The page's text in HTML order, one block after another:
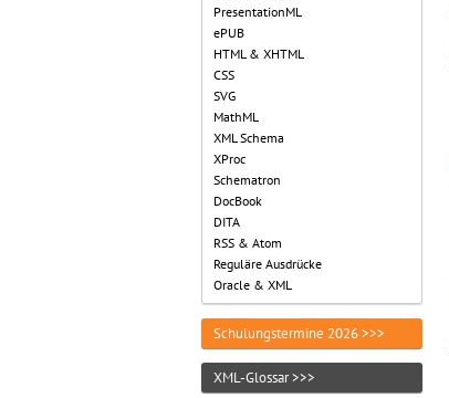
PresentationML
ePUB
HTML & XHTML
CSS
SVG
MathML
XML Schema
XProc
Schematron
DocBook
DITA
RSS & Atom
Reguläre Ausdrücke
Oracle & XML
Schulungstermine 2026 >>>
XML-Glossar >>>